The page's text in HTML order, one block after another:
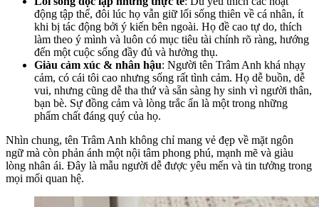
động tập thể, đôi lúc họ vẫn giữ lối sống thiên về cá nhân, ít
khi bị tác động bởi ý kiến bên ngoài. Họ đề cao tự do, thích
làm theo ý mình và luôn có mục tiêu tài chính rõ ràng, hướng
đến một cuộc sống đầy đủ và hưởng thụ.
Giàu cảm xúc & nhân hậu: Người tên Trâm Anh khá nhạy
cảm, có cái tôi cao nhưng sống rất tình cảm. Họ dễ buồn, dễ
vui, nhưng cũng dễ tha thứ và sẵn sàng hy sinh vì người thân,
bạn bè. Sự đồng cảm và lòng trắc ẩn là một trong những
phẩm chất đáng quý của họ.
Nhìn chung, tên Trâm Anh không chỉ mang vẻ đẹp về mặt ngôn
ngữ mà còn phản ánh một nội tâm phong phú, mạnh mẽ và giàu
lòng nhân ái. Đây là mẫu người dễ được yêu mến và tin tưởng trong
mọi mối quan hệ.